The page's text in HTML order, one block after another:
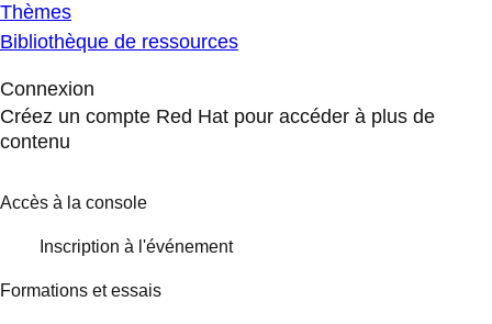
Thèmes
Bibliothèque de ressources
Connexion
Créez un compte Red Hat pour accéder à plus de
contenu
Accès à la console
Inscription à l'événement
Formations et essais